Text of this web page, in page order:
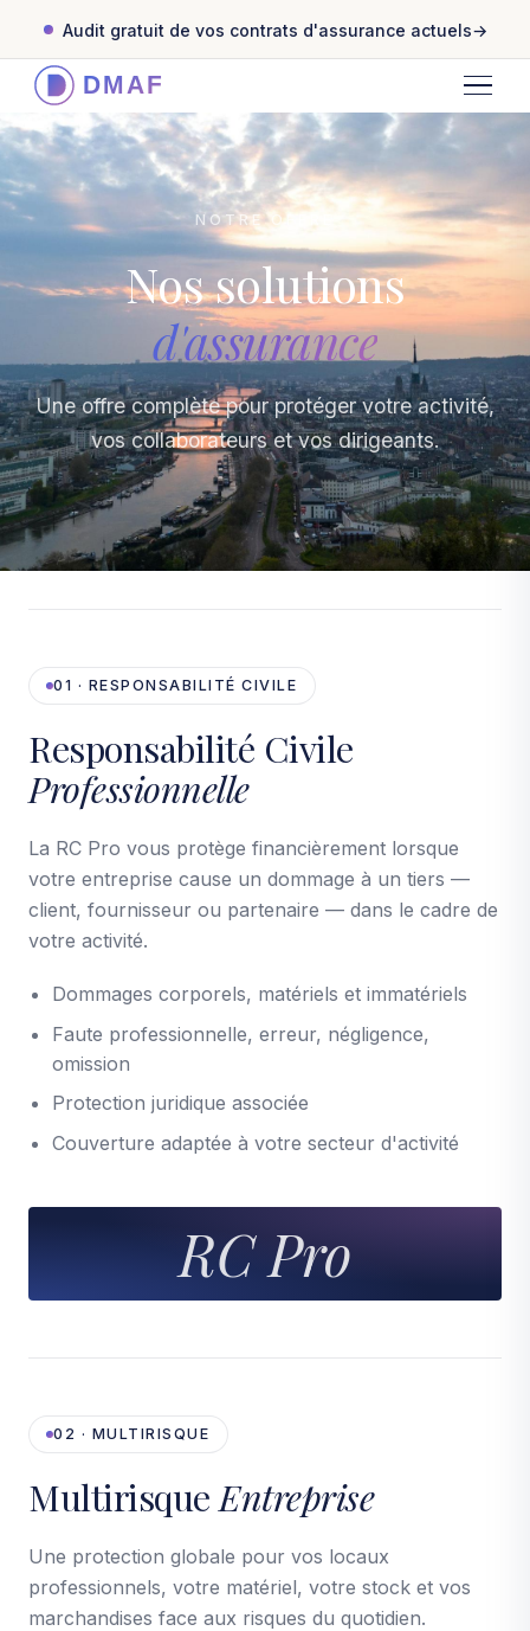
Audit gratuit de vos contrats d'assurance actuels
NOTRE OFFRE
Nos solutions
d'assurance
Une offre complète pour protéger votre activité,
vos collaborateurs et vos dirigeants.
01 · RESPONSABILITÉ CIVILE
Responsabilité Civile
Professionnelle
La RC Pro vous protège financièrement lorsque
votre entreprise cause un dommage à un tiers —
client, fournisseur ou partenaire — dans le cadre de
votre activité.
Dommages corporels, matériels et immatériels
Faute professionnelle, erreur, négligence,
omission
Protection juridique associée
Couverture adaptée à votre secteur d'activité
RC Pro
02 · MULTIRISQUE
Multirisque Entreprise
Une protection globale pour vos locaux
professionnels, votre matériel, votre stock et vos
marchandises face aux risques du quotidien.